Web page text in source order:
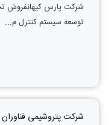
شرکت پارس کیهانفروش
توسعه سیستم کنترل م...
شرکت پتروشیمی فناوران